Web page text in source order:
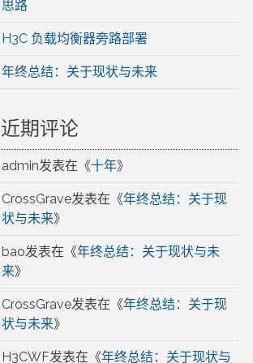
思路
H3C 负载均衡器旁路部署
年终总结：关于现状与未来
近期评论
admin发表在《十年》
CrossGrave发表在《年终总结：关于现
状与未来》
bao发表在《年终总结：关于现状与未
来》
CrossGrave发表在《年终总结：关于现
状与未来》
H3CWF发表在《年终总结：关于现状与